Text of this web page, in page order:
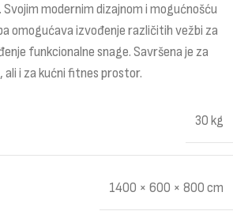
modernim dizajnom i mogućnošću
omogućava izvođenje različitih vežbi za
funkcionalne snage. Savršena je za
i za kućni fitnes prostor.
30 kg
1400 × 600 × 800 cm